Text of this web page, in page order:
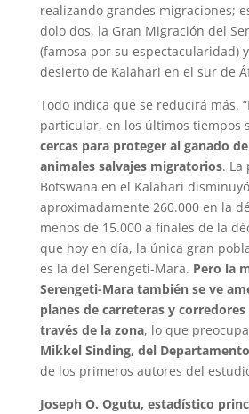
realizando grandes migraciones;
dolo dos, la Gran Migración del
(famosa por su espectacularidad)
desierto de Kalahari en el sur de
Todo indica que se reducirá más.
particular, en los últimos tiempos
cercas para proteger al ganado
animales salvajes migratorios. La
Botswana en el Kalahari
aproximadamente 260.000 en la
menos de 15.000 a finales de la
que hoy en día, la única gran
es la del Serengeti-Mara. Pero la
Serengeti-Mara también se ve
planes de carreteras y
través de la zona, lo que
Mikkel Sinding, del
de los primeros autores del
Joseph O. Ogutu, estadístico